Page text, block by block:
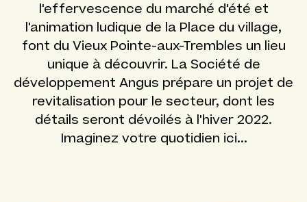
l'effervescence du marché d'été et
l'animation ludique de la Place du village,
font du Vieux Pointe-aux-Trembles un lieu
unique à découvrir. La Société de
développement Angus prépare un projet de
revitalisation pour le secteur, dont les
détails seront dévoilés à l'hiver 2022.
Imaginez votre quotidien ici...